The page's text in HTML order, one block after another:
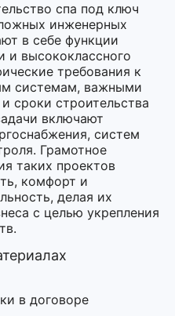
спа под ключ
инженерных
в себе функции
и высококлассного
требования к
системам, важными
сроки строительства
включают
систем
Грамотное
таких проектов
комфорт и
делая их
с целью укрепления
в договоре